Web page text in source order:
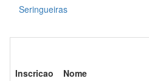
Seringueiras
Inscricao Nome